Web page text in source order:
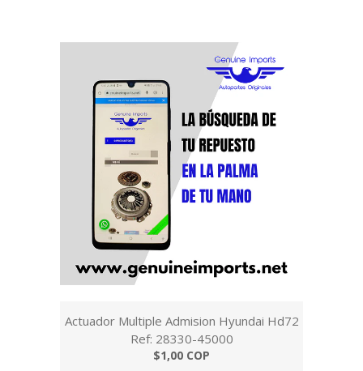
Actuador Multiple Admision Hyundai Hd72
Ref: 28330-45000
$1,00 COP